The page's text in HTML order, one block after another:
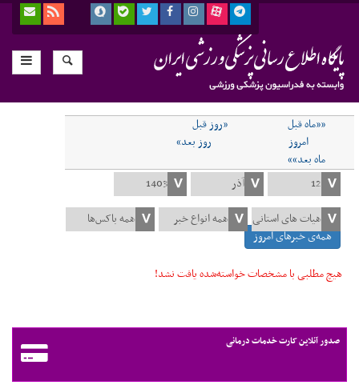
««ماه قبل
«روز قبل
امروز
روز بعد»
ماه بعد»»
همه‌ی خبرهای امروز
هیچ مطلبی با مشخصات خواسته‌شده یافت نشد!
صدور آنلاین کارت خدمات درمانی